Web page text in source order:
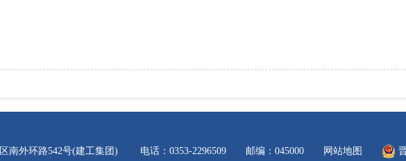
区南外环路542号(建工集团) 电话：0353-2296509 邮编：045000 网站地图